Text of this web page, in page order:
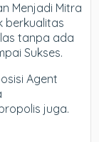
Menjadi Mitra
berkualitas
tanpa ada
Sukses.
Agent
juga.